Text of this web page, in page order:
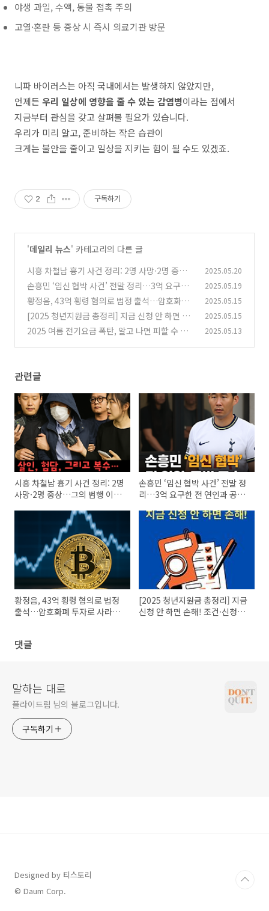
야생 과일, 수액, 동물 접촉 주의
고열·혼란 등 증상 시 즉시 의료기관 방문
니파 바이러스는 아직 국내에서는 발생하지 않았지만,
언제든 우리 일상에 영향을 줄 수 있는 감염병이라는 점에서
지금부터 관심을 갖고 살펴볼 필요가 있습니다.
우리가 미리 알고, 준비하는 작은 습관이
크게는 불안을 줄이고 일상을 지키는 힘이 될 수도 있겠죠.
2 구독하기
'데일리 뉴스' 카테고리의 다른 글
시흥 차철남 흉기 사건 정리: 2명 사망·2명 중
상…그의 범행 이유는?
(3)
2025.05.20
손흥민 ‘임신 협박 사건’ 전말 정리…3억 요구한
전 연인과 공범 구속
(1)
2025.05.19
황정음, 43억 횡령 혐의로 법정 출석…암호화폐
투자로 사라진 회사돈? (4)
2025.05.15
[2025 청년지원금 총정리] 지금 신청 안 하면 손
해! 조건·신청법 한눈에 정리 (1)
2025.05.15
2025 여름 전기요금 폭탄, 알고 나면 피할 수 있
2025.05.13
관련글
시흥 차철남 흉기 사건 정리: 2명
사망·2명 중상…그의 범행 이유
손흥민 ‘임신 협박 사건’ 전말 정
리…3억 요구한 전 연인과 공범
황정음, 43억 횡령 혐의로 법정
출석…암호화폐 투자로 사라진
[2025 청년지원금 총정리] 지금
신청 안 하면 손해! 조건·신청법
댓글
말하는 대로
플라이드림 님의 블로그입니다.
구독하기
Designed by 티스토리
© Daum Corp.